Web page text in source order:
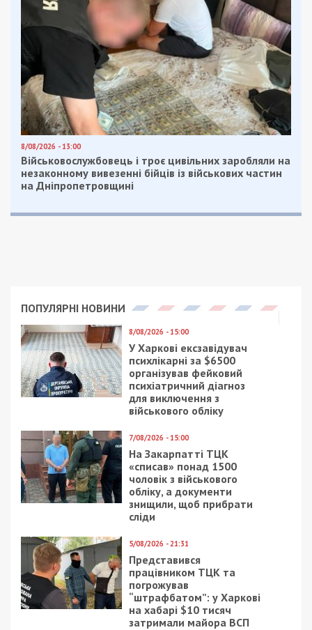
8/08/2026 - 13:00
Військовослужбовець і троє цивільних заробляли на
незаконному вивезенні бійців із військових частин
на Дніпропетровщині
ПОПУЛЯРНІ НОВИНИ
8/08/2026 - 15:00
У Харкові ексзавідувач
психлікарні за $6500
організував фейковий
психіатричний діагноз
для виключення з
військового обліку
7/08/2026 - 15:00
На Закарпатті ТЦК
«списав» понад 1500
чоловік з військового
обліку, а документи
знищили, щоб прибрати
сліди
5/08/2026 - 21:31
Представився
працівником ТЦК та
погрожував
“штрафбатом”: у Харкові
на хабарі $10 тисяч
затримали майора ВСП